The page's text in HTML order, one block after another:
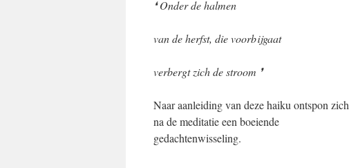
❛ Onder de halmen
van de herfst, dievoorbijgaat
verbergt zich de stroom ❜
Naar aanleiding van deze haiku ontspon zich
na de meditatie een boeiende
gedachtenwisseling.